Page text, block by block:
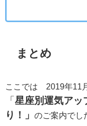
まとめ
ここでは 2019年11
「 星座別運気アッ
り！」 のご案内でし